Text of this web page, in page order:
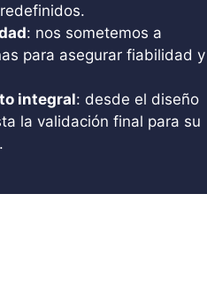
: nos sometemos a
para asegurar fiabilidad y
integral: desde el diseño
la validación final para su